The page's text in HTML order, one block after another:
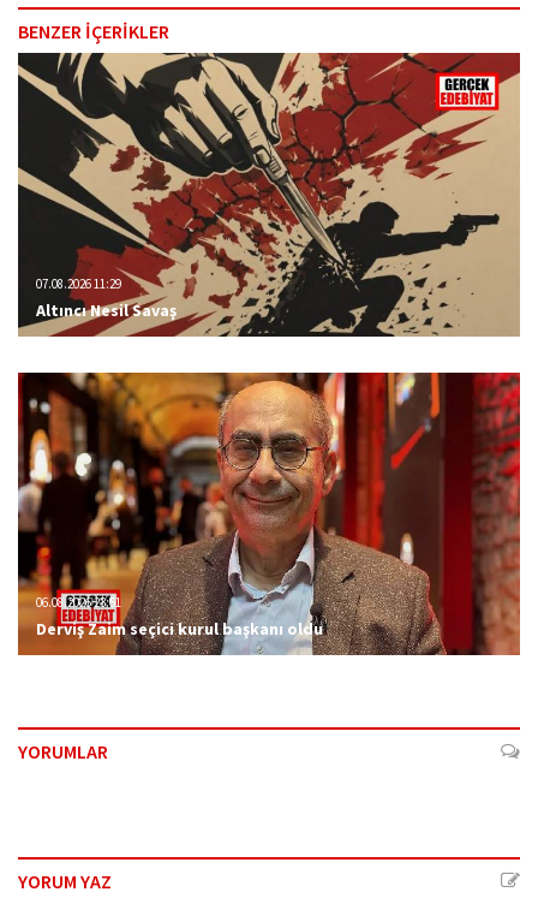
BENZER İÇERİKLER
07.08.2026 11:29
Altıncı Nesil Savaş
06.08.2026 23:51
Derviş Zaim seçici kurul başkanı oldu
YORUMLAR
YORUM YAZ